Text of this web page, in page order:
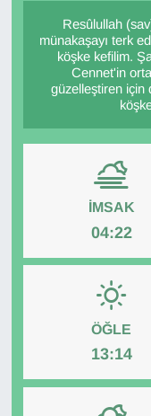
Resûlullah
münakaşayı terk
köşke kefilim.
Cennet'in
güzelleştiren için
İMSAK
04:22
ÖĞLE
13:14
Diğer
DÜNYA
EKONOMİ
Eleman
Emlak
En çok
GENEL